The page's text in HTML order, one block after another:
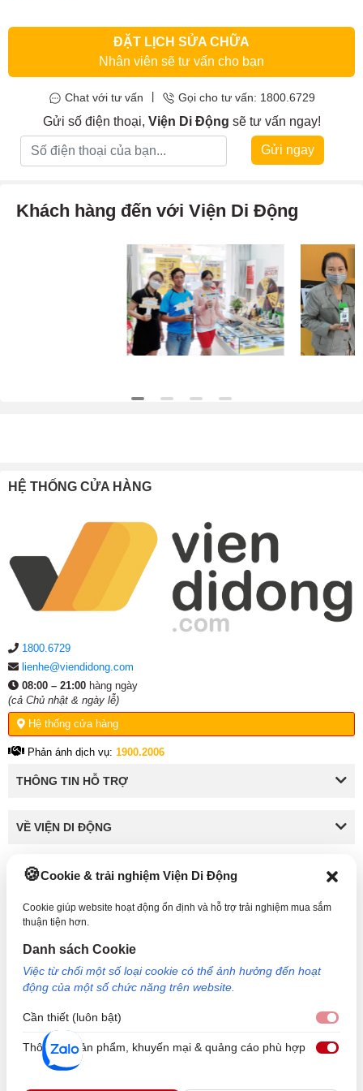
Cookie & trải nghiệm Viện Di Động
Cookie giúp website hoạt động ổn định và hỗ trợ trải nghiệm mua sắm
thuận tiện hơn.
Danh sách Cookie
Việc từ chối một số loại cookie có thể ảnh hưởng đến hoạt
động của một số chức năng trên website.
Cần thiết (luôn bật)
Thông tin sản phẩm, khuyến mại & quảng cáo phù hợp
main IC camera Sony Xperia M4
ĐẶT LỊCH SỬA CHỮA
Nhân viên sẽ tư vấn cho bạn
Chat với tư vấn Gọi cho tư vấn: 1800.6729
Gửi số điện thoại, Viện Di Động sẽ tư vấn ngay!
Gửi ngay
Khách hàng đến với Viện Di Động
HỆ THỐNG CỬA HÀNG
1800.6729
lienhe@viendidong.com
08:00 – 21:00 hàng ngày
(cả Chủ nhật & ngày lễ)
Hệ thống cửa hàng
Phản ánh dịch vụ: 1900.2006
THÔNG TIN HỖ TRỢ
VỀ VIỆN DI ĐỘNG
KẾT NỐI VỚI VIỆN DI ĐỘNG
Định, TP HCM. Mã số doanh nghiệp: 0317265132 - Ngày cấp: 25/04/2022 - Nơi cấp: Sở
kế hoạch và đầu tư TP Hồ Chí Minh. Giám đốc: Nguyễn Ngọc Ngân. Hotline: 1800.6729
(miễn phí) - Email: cskh@viendidong.com - Bản quyền thuộc về Viện Di Động.